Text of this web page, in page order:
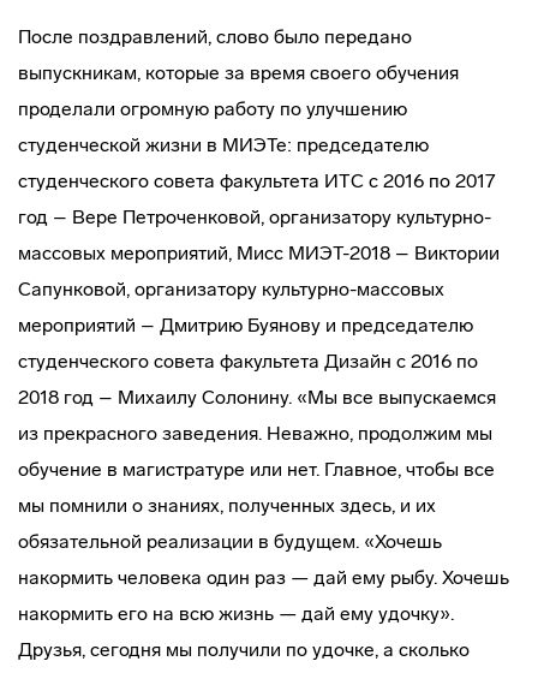
После поздравлений, слово было передано
выпускникам, которые за время своего обучения
проделали огромную работу по улучшению
студенческой жизни в МИЭТе: председателю
студенческого совета факультета ИТС с 2016 по 2017
год – Вере Петроченковой, организатору культурно-
массовых мероприятий, Мисс МИЭТ-2018 – Виктории
Сапунковой, организатору культурно-массовых
мероприятий – Дмитрию Буянову и председателю
студенческого совета факультета Дизайн с 2016 по
2018 год – Михаилу Солонину. «Мы все выпускаемся
из прекрасного заведения. Неважно, продолжим мы
обучение в магистратуре или нет. Главное, чтобы все
мы помнили о знаниях, полученных здесь, и их
обязательной реализации в будущем. «Хочешь
накормить человека один раз — дай ему рыбу. Хочешь
накормить его на всю жизнь — дай ему удочку».
Друзья, сегодня мы получили по удочке, а сколько